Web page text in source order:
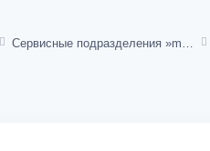
Сервисные подразделения »multifix«